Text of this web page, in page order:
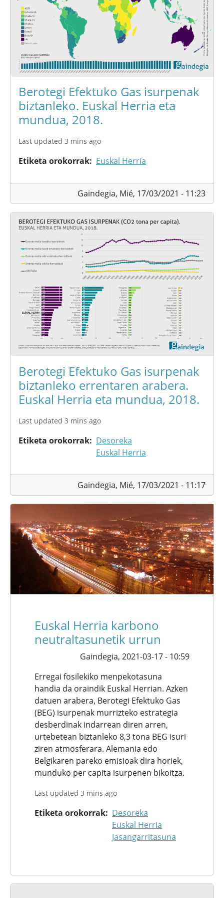
Berotegi Efektuko Gas isurpenak
biztanleko. Euskal Herria eta
mundua, 2018.
Last updated 3 mins ago
Etiketa orokorrak Euskal Herria
Gaindegia, Mié, 17/03/2021 - 11:23
Berotegi Efektuko Gas isurpenak
biztanleko errentaren arabera.
Euskal Herria eta mundua, 2018.
Last updated 3 mins ago
Etiketa orokorrak
Desoreka
Euskal Herria
Gaindegia, Mié, 17/03/2021 - 11:17
Euskal Herria karbono
neutraltasunetik urrun
Gaindegia, 2021-03-17 - 10:59
Erregai fosilekiko menpekotasuna
handia da oraindik Euskal Herrian. Azken
datuen arabera, Berotegi Efektuko Gas
(BEG) isurpenak murrizteko estrategia
desberdinak indarrean diren arren,
urtebetean biztanleko 8,3 tona BEG isuri
ziren atmosferara. Alemania edo
Belgikaren pareko emisioak dira horiek,
munduko per capita isurpenen bikoitza.
Last updated 3 mins ago
Etiketa orokorrak
Desoreka
Euskal Herria
Jasangarritasuna